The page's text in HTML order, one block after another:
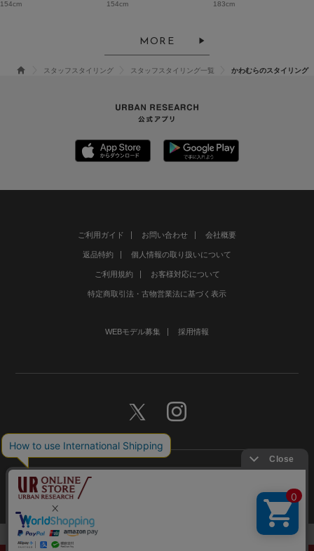
154cm
154cm
183cm
MORE
スタッフスタイリング スタッフスタイリング一覧 かわむらのスタイリング
ご利用ガイド お問い合わせ 会社概要
返品特約 個人情報の取り扱いについて
ご利用規約 お客様対応について
特定商取引法・古物営業法に基づく表示
WEBモデル募集 採用情報
©URBAN RESEARCH Co., Ltd.All rights Reserved.